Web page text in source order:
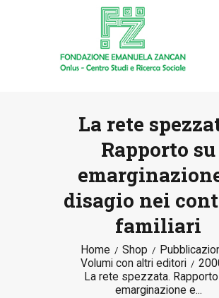
La rete
Rapporto su
disagio nei
familiari
Home Shop
Volumi con altri editori
La rete spezzata.
emarginazione e...
LA FONDAZIONE
ATTIVITÀ E PROGETTI
PUBBLICAZIONI
NEWS
DONA ORA